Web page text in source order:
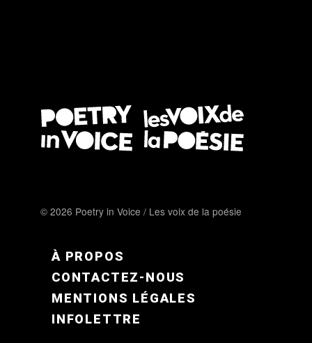
© 2026 Poetry in Voice / Les voix de la poésie
FOOTER MENU FR
À PROPOS
CONTACTEZ-NOUS
MENTIONS LÉGALES
INFOLETTRE